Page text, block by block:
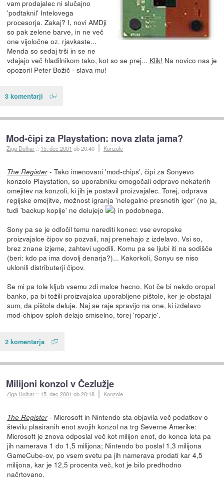
vam prodajalec ni slučajno
'podtaknil' Intelovega
procesorja. Zakaj? I, novi AMDji
so pak zelene barve, in ne več
one vijoločne oz. rjavkaste...
Menda so sedaj trši in se ne
vdajajo več hladilnikom tako, kot so se prej... Klik! Na novico nas je
opozoril Peter Božič - slava mu!
3 komentarji
Mod-čipi za Playstation: nova zlata jama?
Ziga Dolhar :: 15. dec 2001 ob 20:40 Konzole
The Register- Tako imenovani 'mod-chips', čipi za Sonyevo
konzolo Playstation, so uporabniku omogočali odpravo nekaterih
omejitev na konzoli, ki jih je postavil proizvajalec. Torej, odprava
regijske omejitve, možnost igranja 'nelegalno presnetih iger' (no ja,
tudi 'backup kopije' ne delujejo
) in podobnega.
Sony pa se je odločil temu narediti konec: vse evropske
proizvajalce čipov so pozvali, naj prenehajo z izdelavo. Vsi so,
brez znane izjeme, zahtevi ugodili. Komu pa se ljubi iti na sodišče
(beri: kdo pa ima dovolj denarja?)... Kakorkoli, Sonyu se niso
uklonili distributerji čipov.
Se mi pa tole kljub vsemu zdi malce hecno. Kot če bi nekdo oropal
banko, pa bi tožili proizvajalca uporabljene pištole, ker je obstajal
sum, da pištola deluje. Naj se raje spravijo na one, ki izdelavo
mod-chipov sploh delajo smiselno, torej 'roparje'.
2 komentarja
Milijoni konzol v Čezlužje
Ziga Dolhar :: 15. dec 2001 ob 20:18 Konzole
The Register- Microsoft in Nintendo sta objavila več podatkov o
številu plasiranih enot svojih konzol na trg Severne Amerike:
Microsoft je znova odposlal več kot milijon enot, do konca leta pa
jih namerava 1 do 1,5 milijona; Nintendo bo poslal 1,3 milijona
GameCube-ov, po vsem svetu pa jih namerava prodati kar 4,5
milijona, kar je 12,5 procenta več, kot je bilo predhodno
načrtovano.